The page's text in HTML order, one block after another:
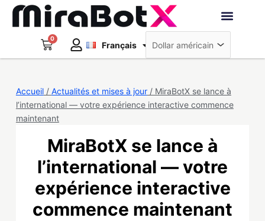
Aller
0
Panier Français
Deutsch
日本語
Accueil/ Actualités et mises à jour/ MiraBotX se lance à
l’international — votre expérience interactive commence
maintenant
MiraBotX se lance à
l’international — votre
expérience interactive
commence maintenant